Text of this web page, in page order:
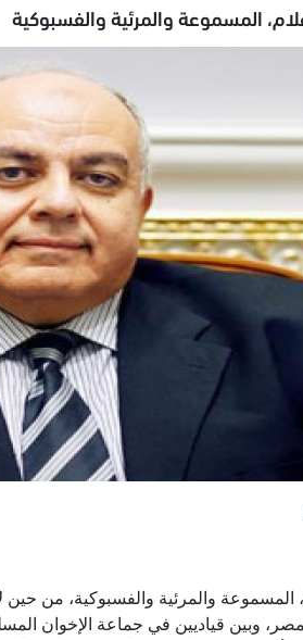
المسموعة والمرئية والفسبوكية
المسموعة والمرئية والفسبوكية، من
مصر، وبين قياديين في جماعة الإخوان